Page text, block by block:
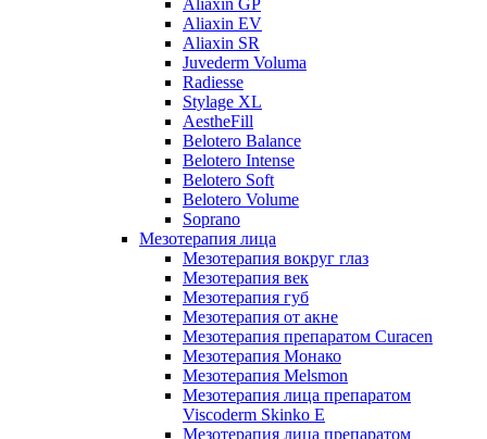
Aliaxin GP
Aliaxin EV
Aliaxin SR
Juvederm Voluma
Radiesse
Stylage XL
AestheFill
Belotero Balance
Belotero Intense
Belotero Soft
Belotero Volume
Soprano
Мезотерапия лица
Мезотерапия вокруг глаз
Мезотерапия век
Мезотерапия губ
Мезотерапия от акне
Мезотерапия препаратом Curacen
Мезотерапия Монако
Мезотерапия Melsmon
Мезотерапия лица препаратом
Viscoderm Skinko E
Мезотерапия лица препаратом